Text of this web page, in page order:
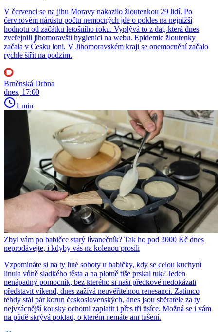
V červenci se na jihu Moravy nakazilo žloutenkou 29 lidí. Po
červnovém nárůstu počtu nemocných jde o pokles na nejnižší
hodnotu od začátku letošního roku. Vyplývá to z dat, která dnes
zveřejnili jihomoravští hygienici na webu. Epidemie žloutenky
začala v Česku loni. V Jihomoravském kraji se onemocnění začalo
rychle šířit na podzim.
Brněnská Drbna
dnes, 17:00
1 min
Zbyl vám po babičce starý lívanečník? Tak ho pod 3000 Kč dnes
neprodávejte, i kdyby vás na kolenou prosili
Vzpomínáte si na ty líné soboty u babičky, kdy se celou kuchyní
linula vůně sladkého těsta a na plotně tiše prskal tuk? Jeden
nenápadný pomocník, bez kterého si naši předkové nedokázali
představit víkend, dnes zažívá neuvěřitelnou renesanci. Zatímco
tehdy stál pár korun československých, dnes jsou sběratelé za ty
nejvzácnější kousky ochotni zaplatit i přes tři tisíce. Možná se i vám
na půdě skrývá poklad, o kterém nemáte ani tušení.